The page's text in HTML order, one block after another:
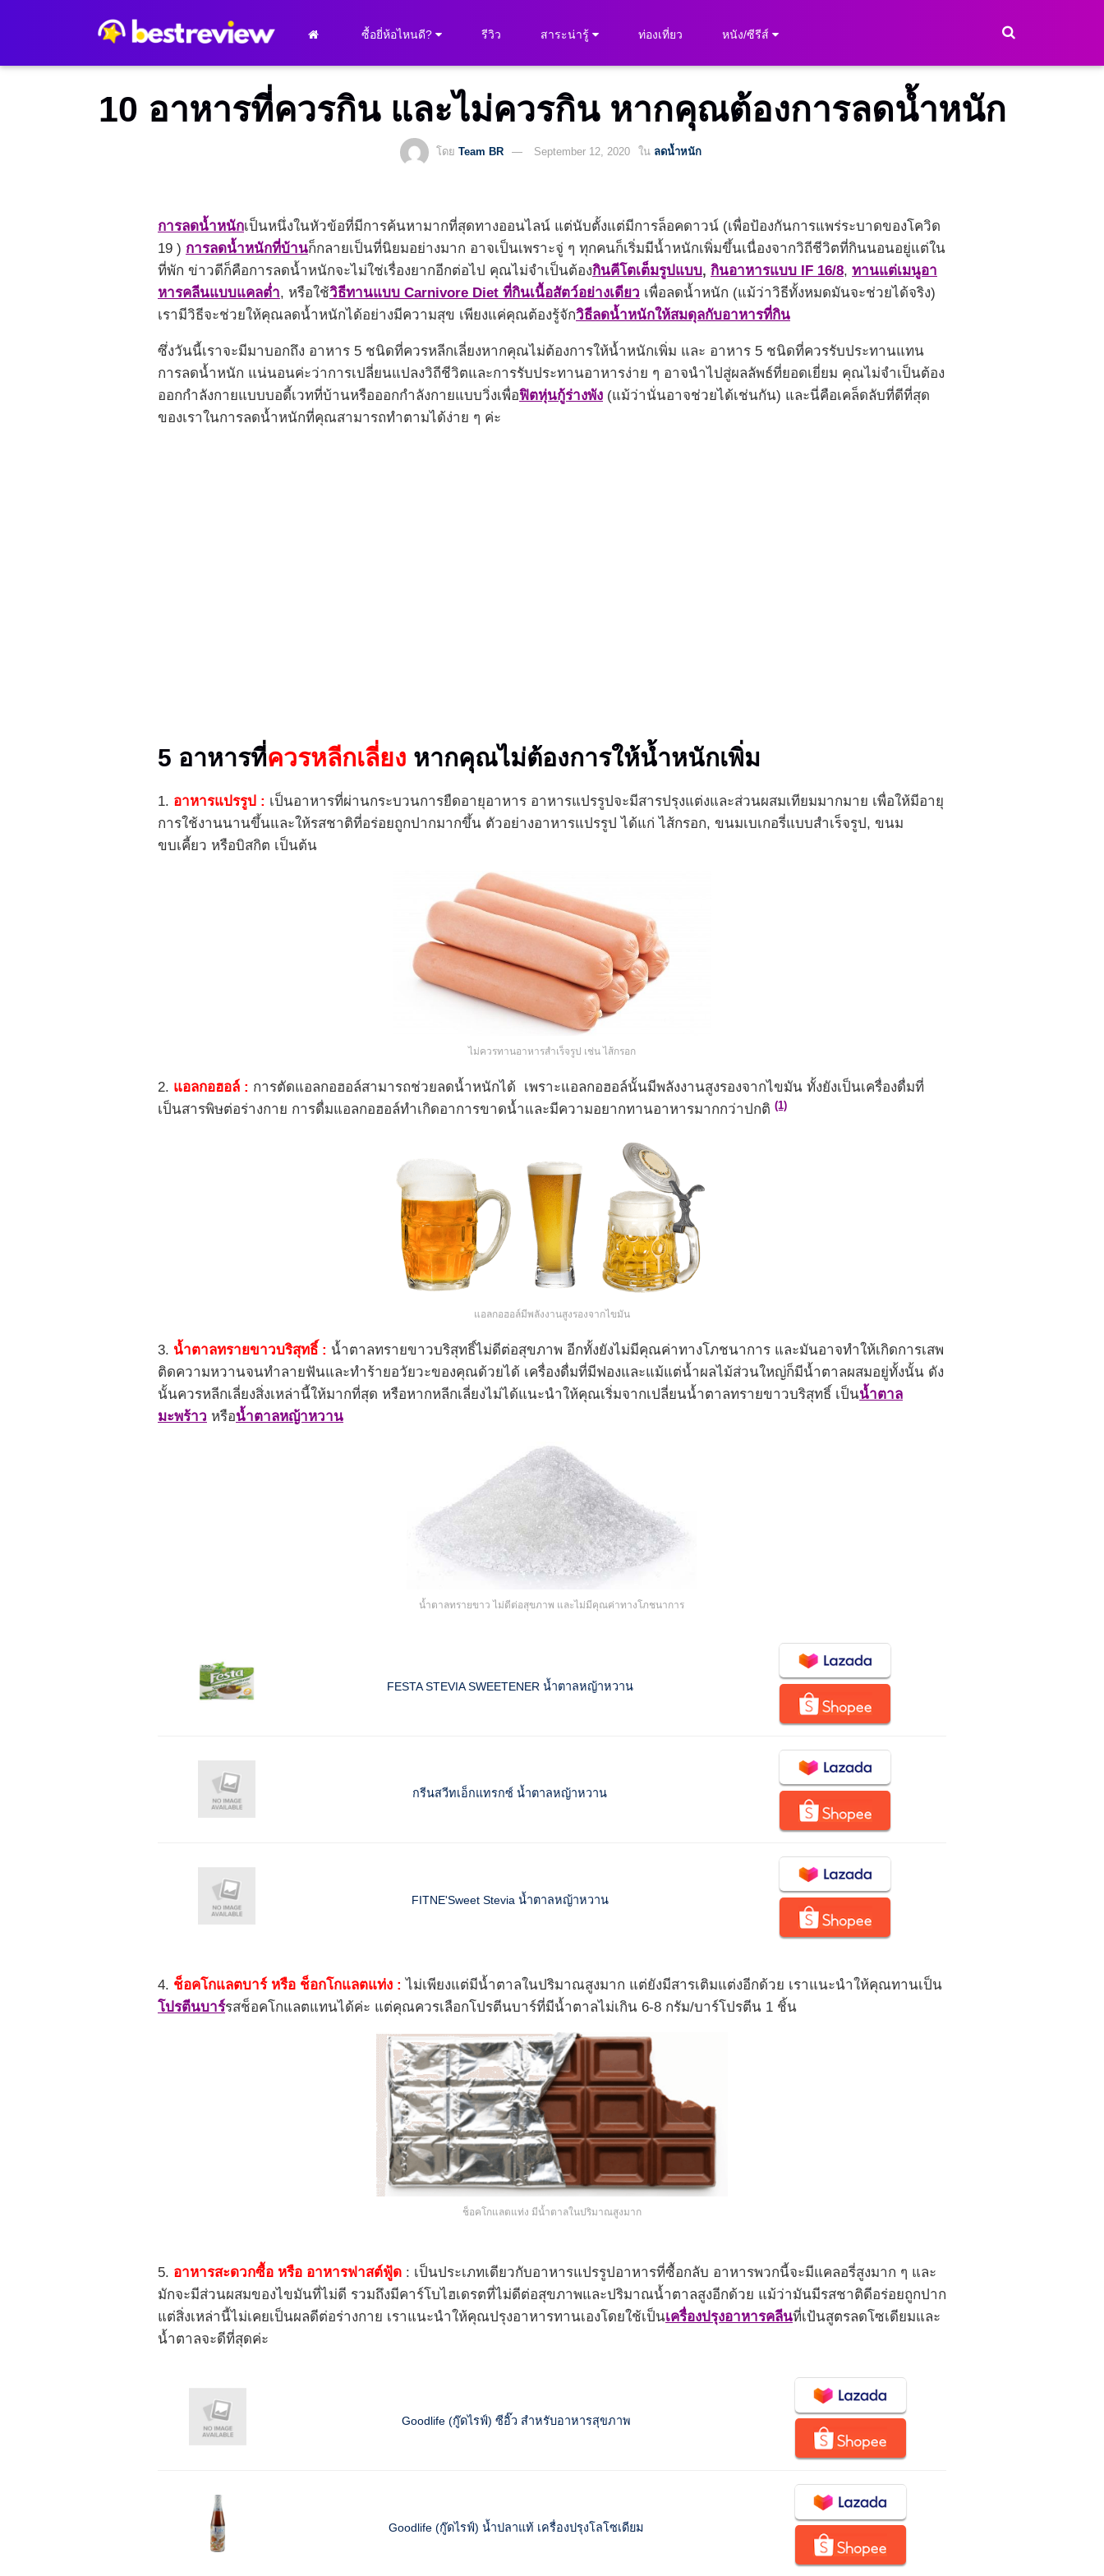
ซื้อยี่ห้อไหนดี? รีวิว สาระน่ารู้ ท่องเที่ยว หนัง/ซีรีส์
10 อาหารที่ควรกิน และไม่ควรกิน หากคุณต้องการลดน้ำหนัก
โดย Team BR September 12, 2020 ใน ลดน้ำหนัก
การลดน้ำหนักเป็นหนึ่งในหัวข้อที่มีการค้นหามากที่สุดทางออนไลน์ แต่นับตั้งแต่มีการล็อคดาวน์ (เพื่อป้องกันการแพร่ระบาดของโควิด
19 ) การลดน้ำหนักที่บ้านก็กลายเป็นที่นิยมอย่างมาก อาจเป็นเพราะจู่ ๆ ทุกคนก็เริ่มมีน้ำหนักเพิ่มขึ้นเนื่องจากวิถีชีวิตที่กินนอนอยู่แต่ใน
ที่พัก ข่าวดีก็คือการลดน้ำหนักจะไม่ใช่เรื่องยากอีกต่อไป คุณไม่จำเป็นต้องกินคีโตเต็มรูปแบบ, กินอาหารแบบ IF 16/8, ทานแต่เมนูอา
หารคลีนแบบแคลต่ำ, หรือใช้วิธีทานแบบ Carnivore Diet ที่กินเนื้อสัตว์อย่างเดียว เพื่อลดน้ำหนัก (แม้ว่าวิธีทั้งหมดมันจะช่วยได้จริง)
เรามีวิธีจะช่วยให้คุณลดน้ำหนักได้อย่างมีความสุข เพียงแค่คุณต้องรู้จักวิธีลดน้ำหนักให้สมดุลกับอาหารที่กิน
ซึ่งวันนี้เราจะมีมาบอกถึง อาหาร 5 ชนิดที่ควรหลีกเลี่ยงหากคุณไม่ต้องการให้น้ำหนักเพิ่ม และ อาหาร 5 ชนิดที่ควรรับประทานแทน
การลดน้ำหนัก แน่นอนค่ะว่าการเปลี่ยนแปลงวิถีชีวิตและการรับประทานอาหารง่าย ๆ อาจนำไปสู่ผลลัพธ์ที่ยอดเยี่ยม คุณไม่จำเป็นต้อง
ออกกำลังกายแบบบอดี้เวทที่บ้านหรือออกกำลังกายแบบวิ่งเพื่อฟิตหุ่นกู้ร่างพัง(แม้ว่านั่นอาจช่วยได้เช่นกัน) และนี่คือเคล็ดลับที่ดีที่สุด
ของเราในการลดน้ำหนักที่คุณสามารถทำตามได้ง่าย ๆ ค่ะ
5 อาหารที่ควรหลีกเลี่ยง หากคุณไม่ต้องการให้น้ำหนักเพิ่ม
1. อาหารแปรรูป : เป็นอาหารที่ผ่านกระบวนการยืดอายุอาหาร อาหารแปรรูปจะมีสารปรุงแต่งและส่วนผสมเทียมมากมาย เพื่อให้มีอายุ
การใช้งานนานขึ้นและให้รสชาติที่อร่อยถูกปากมากขึ้น ตัวอย่างอาหารแปรรูป ได้แก่ ไส้กรอก, ขนมเบเกอรี่แบบสำเร็จรูป, ขนม
ขบเคี้ยว หรือบิสกิต เป็นต้น
ไม่ควรทานอาหารสำเร็จรูป เช่น ไส้กรอก
2. แอลกอฮอล์ : การตัดแอลกอฮอล์สามารถช่วยลดน้ำหนักได้ เพราะแอลกอฮอล์นั้นมีพลังงานสูงรองจากไขมัน ทั้งยังเป็นเครื่องดื่มที่
เป็นสารพิษต่อร่างกาย การดื่มแอลกอฮอล์ทำเกิดอาการขาดน้ำและมีความอยากทานอาหารมากกว่าปกติ (1)
แอลกอฮอล์มีพลังงานสูงรองจากไขมัน
3. น้ำตาลทรายขาวบริสุทธิ์ : น้ำตาลทรายขาวบริสุทธิ์ไม่ดีต่อสุขภาพ อีกทั้งยังไม่มีคุณค่าทางโภชนาการ และมันอาจทำให้เกิดการเสพ
ติดความหวานจนทำลายฟันและทำร้ายอวัยวะของคุณด้วยได้ เครื่องดื่มที่มีฟองและแม้แต่น้ำผลไม้ส่วนใหญ่ก็มีน้ำตาลผสมอยู่ทั้งนั้น ดัง
นั้นควรหลีกเลี่ยงสิ่งเหล่านี้ให้มากที่สุด หรือหากหลีกเลี่ยงไม่ได้แนะนำให้คุณเริ่มจากเปลี่ยนน้ำตาลทรายขาวบริสุทธิ์ เป็นน้ำตาล
มะพร้าว หรือน้ำตาลหญ้าหวาน
น้ำตาลทรายขาว ไม่ดีต่อสุขภาพ และไม่มีคุณค่าทางโภชนาการ
FESTA STEVIA SWEETENER น้ำตาลหญ้าหวาน
กรีนสวีทเอ็กแทรกซ์ น้ำตาลหญ้าหวาน
FITNE'Sweet Stevia น้ำตาลหญ้าหวาน
4. ช็อคโกแลตบาร์ หรือ ช็อกโกแลตแท่ง : ไม่เพียงแต่มีน้ำตาลในปริมาณสูงมาก แต่ยังมีสารเติมแต่งอีกด้วย เราแนะนำให้คุณทานเป็น
โปรตีนบาร์รสช็อคโกแลตแทนได้ค่ะ แต่คุณควรเลือกโปรตีนบาร์ที่มีน้ำตาลไม่เกิน 6-8 กรัม/บาร์โปรตีน 1 ชิ้น
ช็อคโกแลตแท่ง มีน้ำตาลในปริมาณสูงมาก
5. อาหารสะดวกซื้อ หรือ อาหารฟาสต์ฟู้ด : เป็นประเภทเดียวกับอาหารแปรรูปอาหารที่ซื้อกลับ อาหารพวกนี้จะมีแคลอรี่สูงมาก ๆ และ
มักจะมีส่วนผสมของไขมันที่ไม่ดี รวมถึงมีคาร์โบไฮเดรตที่ไม่ดีต่อสุขภาพและปริมาณน้ำตาลสูงอีกด้วย แม้ว่ามันมีรสชาติดีอร่อยถูกปาก
แต่สิ่งเหล่านี้ไม่เคยเป็นผลดีต่อร่างกาย เราแนะนำให้คุณปรุงอาหารทานเองโดยใช้เป็นเครื่องปรุงอาหารคลีนที่เป้นสูตรลดโซเดียมและ
น้ำตาลจะดีที่สุดค่ะ
Goodlife (กู๊ดไรฟ์) ซีอิ๊ว สำหรับอาหารสุขภาพ
Goodlife (กู๊ดไรฟ์) น้ำปลาแท้ เครื่องปรุงโลโซเดียม